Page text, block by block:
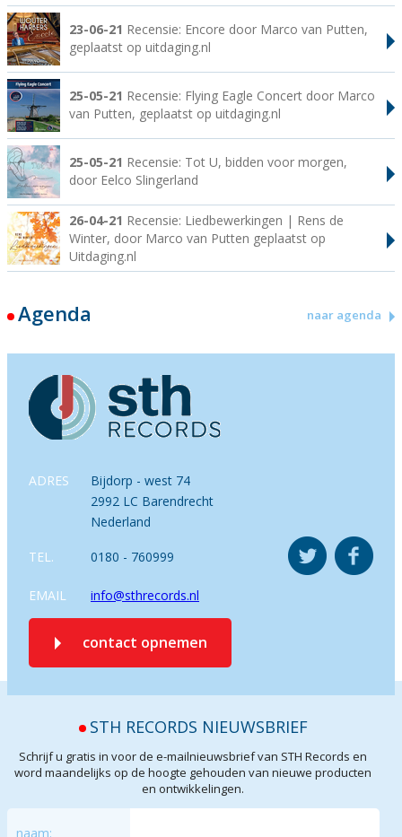
23-06-21 Recensie: Encore door Marco van Putten,
geplaatst op uitdaging.nl
25-05-21 Recensie: Flying Eagle Concert door Marco
van Putten, geplaatst op uitdaging.nl
25-05-21 Recensie: Tot U, bidden voor morgen,
door Eelco Slingerland
26-04-21 Recensie: Liedbewerkingen | Rens de
Winter, door Marco van Putten geplaatst op
Uitdaging.nl
Agenda naar agenda
ADRES
Bijdorp - west 74
2992 LC Barendrecht
Nederland
TEL. 0180 - 760999
EMAIL info@sthrecords.nl
contact opnemen
STH RECORDS NIEUWSBRIEF
Schrijf u gratis in voor de e-mailnieuwsbrief van STH Records en
word maandelijks op de hoogte gehouden van nieuwe producten
en ontwikkelingen.
naam: